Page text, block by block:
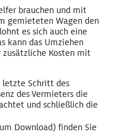
brauchen und mit
gemieteten Wagen den
es sich auch eine
kann das Umziehen
Kosten mit
letzte Schritt des
des Vermieters die
und schließlich die
Download) finden Sie